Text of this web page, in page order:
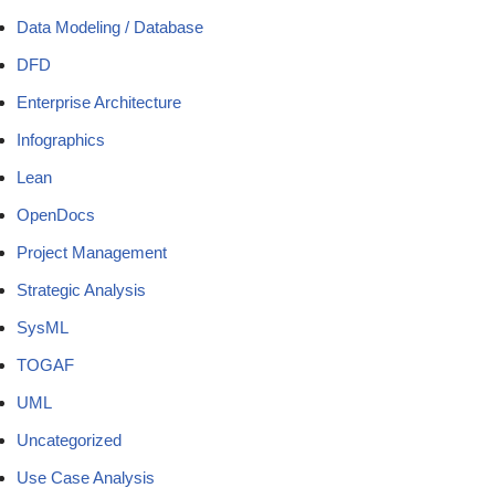
Data Modeling / Database
DFD
Enterprise Architecture
Infographics
Lean
OpenDocs
Project Management
Strategic Analysis
SysML
TOGAF
UML
Uncategorized
Use Case Analysis